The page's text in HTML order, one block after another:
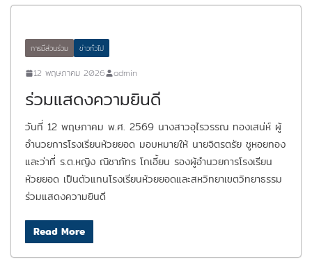
การมีส่วนร่วม ข่าวทั่วไป
12 พฤษภาคม 2026 admin
ร่วมแสดงความยินดี
วันที่ 12 พฤษภาคม พ.ศ. 2569 นางสาวอุไรวรรณ ทองเสน่ห์ ผู้
อำนวยการโรงเรียนห้วยยอด มอบหมายให้ นายจิตรตรัย ชูหอยทอง
และว่าที่ ร.ต.หญิง ณิชาภัทร โกเอี้ยน รองผู้อำนวยการโรงเรียน
ห้วยยอด เป็นตัวแทนโรงเรียนห้วยยอดและสหวิทยาเขตวิทยาธรรม
ร่วมแสดงความยินดี
Read More